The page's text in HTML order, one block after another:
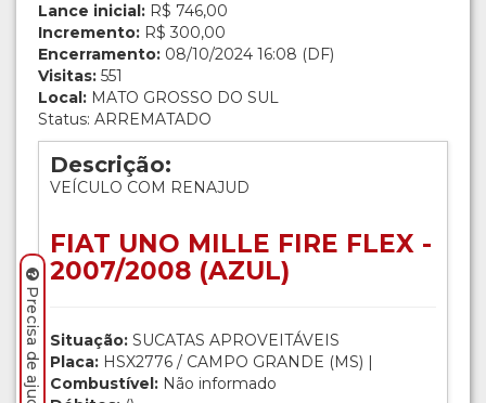
Lance inicial: R$ 746,00
Incremento: R$ 300,00
Encerramento: 08/10/2024 16:08 (DF)
Visitas: 551
Local: MATO GROSSO DO SUL
Status: ARREMATADO
Descrição:
VEÍCULO COM RENAJUD
FIAT UNO MILLE FIRE FLEX -
2007/2008 (AZUL)
Situação: SUCATAS APROVEITÁVEIS
Placa: HSX2776 / CAMPO GRANDE (MS) |
Combustível: Não informado